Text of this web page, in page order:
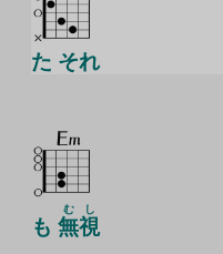
た それ
も無
む
視
し